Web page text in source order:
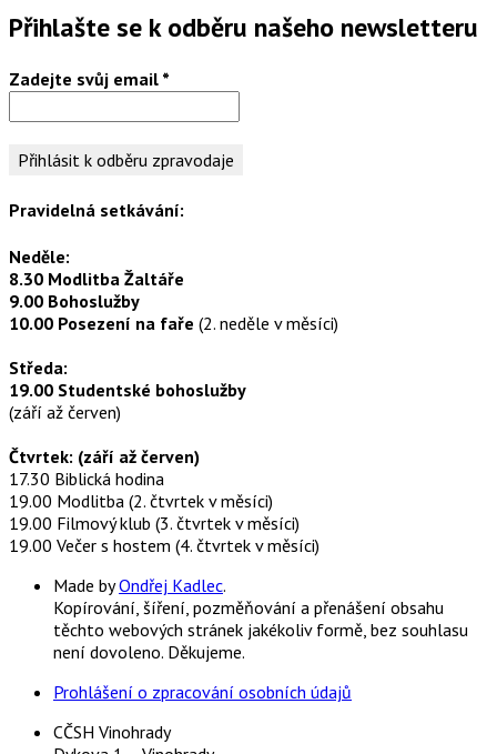
Přihlašte se k odběru našeho newsletteru
Zadejte svůj email *
Pravidelná setkávání:
Neděle:
8.30 Modlitba Žaltáře
9.00 Bohoslužby
10.00 Posezení na faře (2. neděle v měsíci)
Středa:
19.00 Studentské bohoslužby
(září až červen)
Čtvrtek: (září až červen)
17.30 Biblická hodina
19.00 Modlitba (2. čtvrtek v měsíci)
19.00 Filmový klub (3. čtvrtek v měsíci)
19.00 Večer s hostem (4. čtvrtek v měsíci)
Made byOndřej Kadlec.
Kopírování, šíření, pozměňování a přenášení obsahu
těchto webových stránek jakékoliv formě, bez souhlasu
není dovoleno. Děkujeme.
Prohlášení o zpracování osobních údajů
CČSH Vinohrady